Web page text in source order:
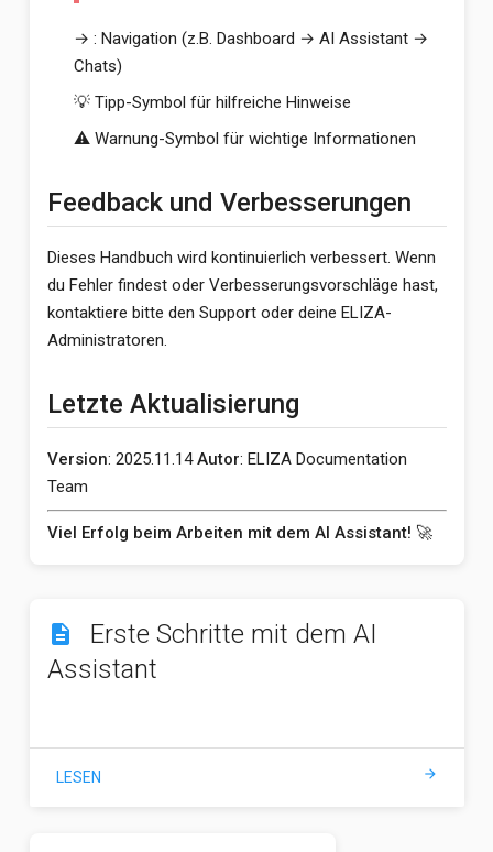
→ : Navigation (z.B. Dashboard → AI Assistant →
Chats)
💡 Tipp-Symbol für hilfreiche Hinweise
⚠️ Warnung-Symbol für wichtige Informationen
Feedback und Verbesserungen
Dieses Handbuch wird kontinuierlich verbessert. Wenn
du Fehler findest oder Verbesserungsvorschläge hast,
kontaktiere bitte den Support oder deine ELIZA-
Administratoren.
Letzte Aktualisierung
Version: 2025.11.14Autor: ELIZA Documentation
Team
Viel Erfolg beim Arbeiten mit dem AI Assistant! 🚀
description
Erste Schritte mit dem AI
Assistant
LESEN arrow_forward